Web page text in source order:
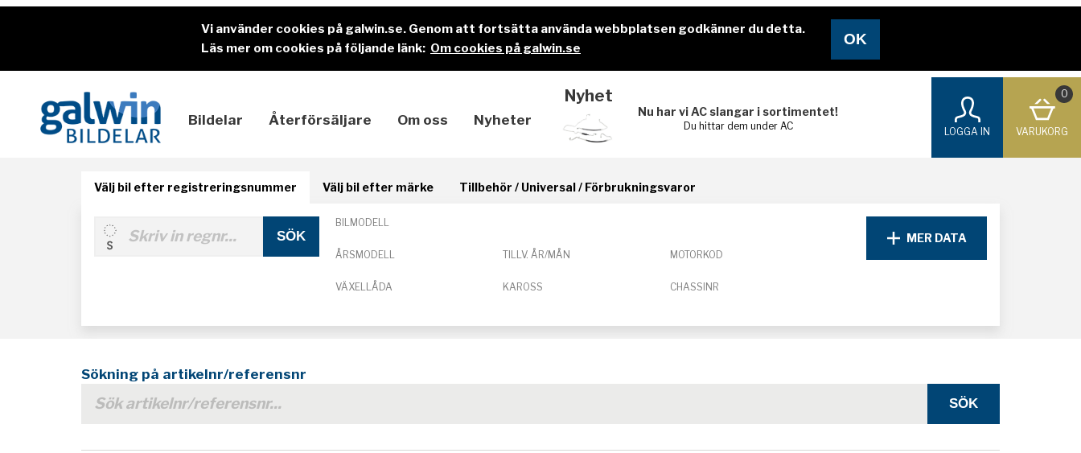
Vi använder cookies på galwin.se. Genom att fortsätta använda webbplatsen godkänner du detta.
Läs mer om cookies på följande länk: Om cookies på galwin.se
Bildelar Återförsäljare Om oss Nyheter
Nyhet
Nu har vi AC slangar i sortimentet!
Du hittar dem under AC
LOGGA IN
0
VARUKORG
Välj bil efter registreringsnummer Välj bil efter märke Tillbehör / Universal / Förbrukningsvaror
BILMODELL
ÅRSMODELL TILLV. ÅR/MÅN MOTORKOD
VÄXELLÅDA KAROSS CHASSINR
MER DATA
Sökning på artikelnr/referensnr